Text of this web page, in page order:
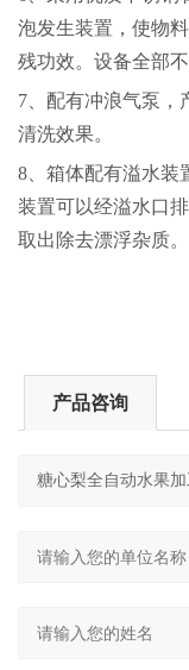
泡发生装置，使物
残功效。设备全部
7、配有冲浪气泵，
清洗效果。
8、箱体配有溢水装
装置可以经溢水口
取出除去漂浮杂质。
产品咨询